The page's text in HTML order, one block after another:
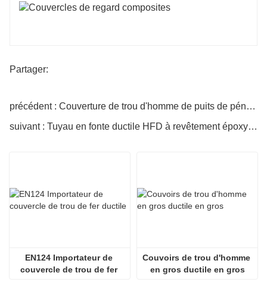
Partager:
précédent : Couverture de trou d'homme de puits de pénétration de trop-plein
suivant : Tuyau en fonte ductile HFD à revêtement époxy avec revêtement en ciment
EN124 Importateur de
couvercle de trou de fer
Couvoirs de trou d'homme
en gros ductile en gros